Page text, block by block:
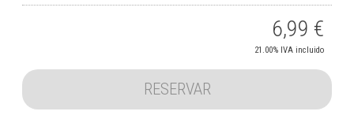
6,99 €
21.00% IVA incluido
RESERVAR